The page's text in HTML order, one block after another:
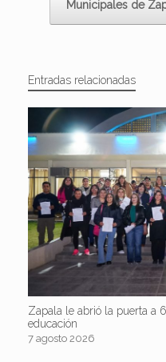
Municipales de
Entradas relacionadas
Zapala le abrió la puerta a
educación
7 agosto 2026